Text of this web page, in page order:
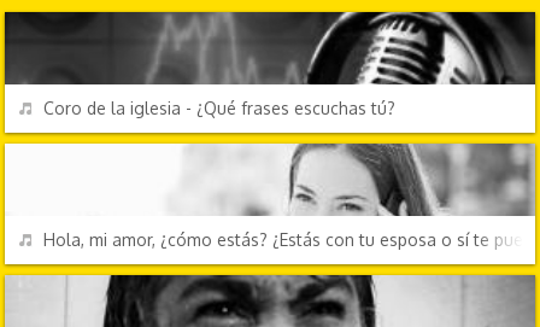
REPRODUCIR
Coro de la iglesia - ¿Qué frases escuchas tú?
REPRODUCIR
Hola, mi amor, ¿cómo estás? ¿Estás con tu esposa o sí te
EFECTOS DE SONIDO